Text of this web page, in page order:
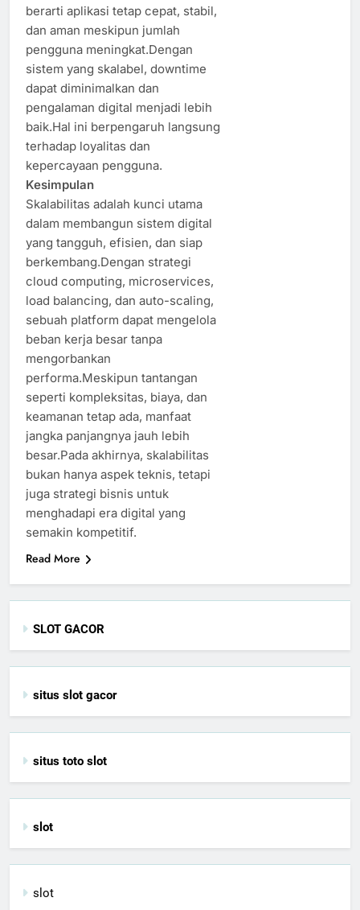
berarti aplikasi tetap cepat, stabil,
dan aman meskipun jumlah
pengguna meningkat.Dengan
sistem yang skalabel, downtime
dapat diminimalkan dan
pengalaman digital menjadi lebih
baik.Hal ini berpengaruh langsung
terhadap loyalitas dan
kepercayaan pengguna.
Kesimpulan
Skalabilitas adalah kunci utama
dalam membangun sistem digital
yang tangguh, efisien, dan siap
berkembang.Dengan strategi
cloud computing, microservices,
load balancing, dan auto-scaling,
sebuah platform dapat mengelola
beban kerja besar tanpa
mengorbankan
performa.Meskipun tantangan
seperti kompleksitas, biaya, dan
keamanan tetap ada, manfaat
jangka panjangnya jauh lebih
besar.Pada akhirnya, skalabilitas
bukan hanya aspek teknis, tetapi
juga strategi bisnis untuk
menghadapi era digital yang
semakin kompetitif.
Read More
SLOT GACOR
situs slot gacor
situs toto slot
slot
slot